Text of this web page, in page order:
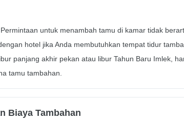
untuk menambah tamu di kamar tidak
hotel jika Anda membutuhkan tempat tidur
panjang akhir pekan atau libur Tahun Baru Imlek,
tamu tambahan.
Biaya Tambahan